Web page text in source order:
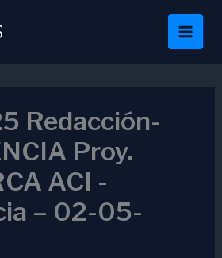
Redacción-
Proy.
ACI -
– 02-05-